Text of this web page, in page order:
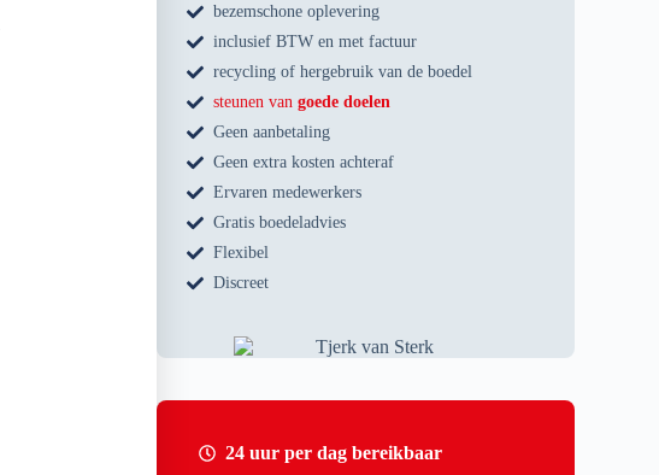
bezemschone oplevering
inclusief BTW en met factuur
recycling of hergebruik van de boedel
steunen vangoede doelen
Geen aanbetaling
Geen extra kosten achteraf
Ervaren medewerkers
Gratis boedeladvies
Flexibel
Discreet
24 uur per dag bereikbaar